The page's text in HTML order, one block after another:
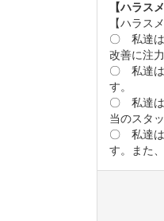
【ハラス
【ハラス
〇 私達は
改善に注
〇 私達は
す。
〇 私達は
当のスタ
〇 私達は
す。また